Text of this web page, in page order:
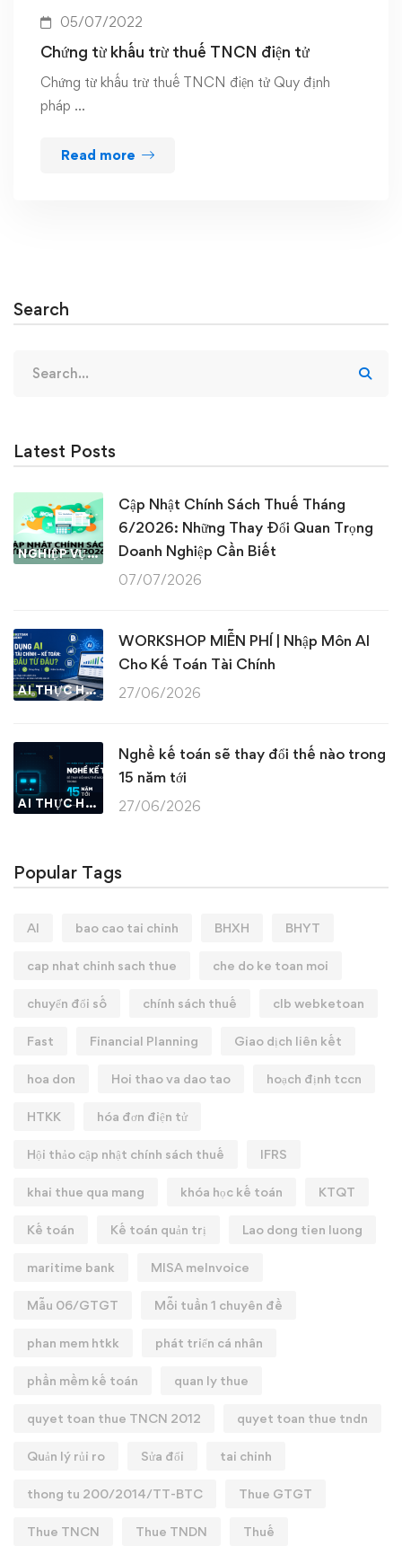
05/07/2022
Chứng từ khấu trừ thuế TNCN điện tử
Chứng từ khấu trừ thuế TNCN điện tử Quy định
pháp …
Read more
Search
for:
Latest Posts
NGHIỆP VỤ KẾ TOÁN & THUẾ
Cập Nhật Chính Sách Thuế Tháng
6/2026: Những Thay Đổi Quan Trọng
Doanh Nghiệp Cần Biết
07/07/2026
AI THỰC HÀNH
WORKSHOP MIỄN PHÍ | Nhập Môn AI
Cho Kế Toán Tài Chính
27/06/2026
AI THỰC HÀNH
Nghề kế toán sẽ thay đổi thế nào trong
15 năm tới
27/06/2026
Popular Tags
AI bao cao tai chinh BHXH BHYT
cap nhat chinh sach thue che do ke toan moi
chuyển đổi số chính sách thuế clb webketoan
Fast Financial Planning Giao dịch liên kết
hoa don Hoi thao va dao tao hoạch định tccn
HTKK hóa đơn điện tử
Hội thảo cập nhật chính sách thuế IFRS
khai thue qua mang khóa học kế toán KTQT
Kế toán Kế toán quản trị Lao dong tien luong
maritime bank MISA meInvoice
Mẫu 06/GTGT Mỗi tuần 1 chuyên đề
phan mem htkk phát triển cá nhân
phần mềm kế toán quan ly thue
quyet toan thue TNCN 2012 quyet toan thue tndn
Quản lý rủi ro Sửa đổi tai chinh
thong tu 200/2014/TT-BTC Thue GTGT
Thue TNCN Thue TNDN Thuế